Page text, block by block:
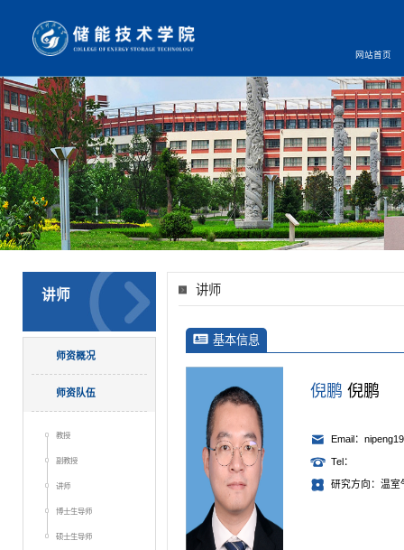
网站首页
讲师
师资概况
师资队伍
教授
副教授
讲师
博士生导师
硕士生导师
讲师
基本信息
倪鹏 倪鹏
Email：
Tel：
研究方向：温室